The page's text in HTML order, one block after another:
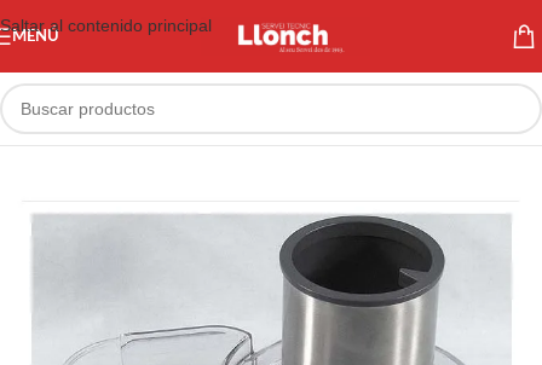
Saltar al contenido principal
MENÚ